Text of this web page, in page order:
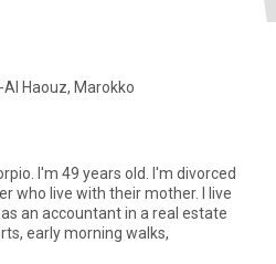
Haouz, Marokko
I'm 49 years old. I'm divorced
who live with their mother. I live
an accountant in a real estate
early morning walks,